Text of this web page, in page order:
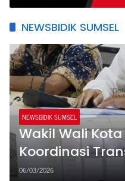
NEWSBIDIK SUMSEL
NEWSBIDIK SUMSEL
Wakil Wali
Koordinasi
BAZNAS Lubuk
06/03/2026